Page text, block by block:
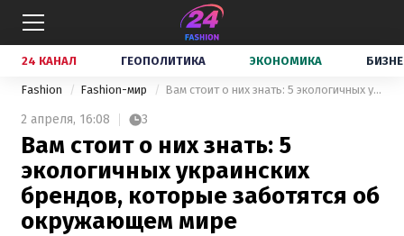
24 КАНАЛ ГЕОПОЛИТИКА ЭКОНОМИКА
Fashion Fashion-мир Вам стоит о них знать: 5 экологичных украинских брендов, которые заботятся об окружающем мире
2 апреля, 16:08 3
Вам стоит о них знать: 5
экологичных украинских
брендов, которые заботятся об
окружающем мире